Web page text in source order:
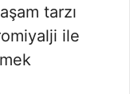
tarzı
ile